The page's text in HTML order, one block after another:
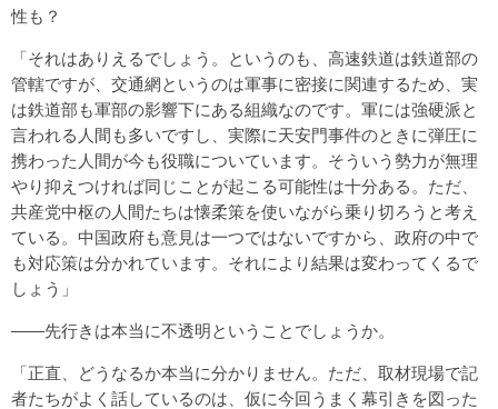
性も？
「それはありえるでしょう。というのも、高速鉄道は鉄道部の
管轄ですが、交通網というのは軍事に密接に関連するため、実
は鉄道部も軍部の影響下にある組織なのです。軍には強硬派と
言われる人間も多いですし、実際に天安門事件のときに弾圧に
携わった人間が今も役職についています。そういう勢力が無理
やり抑えつければ同じことが起こる可能性は十分ある。ただ、
共産党中枢の人間たちは懐柔策を使いながら乗り切ろうと考え
ている。中国政府も意見は一つではないですから、政府の中で
も対応策は分かれています。それにより結果は変わってくるで
しょう」
――先行きは本当に不透明ということでしょうか。
「正直、どうなるか本当に分かりません。ただ、取材現場で記
者たちがよく話しているのは、仮に今回うまく幕引きを図った